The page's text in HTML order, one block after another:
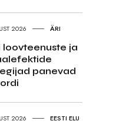
2026 ÄRI
loovteenuste ja
panevad
2026 EESTI ELU